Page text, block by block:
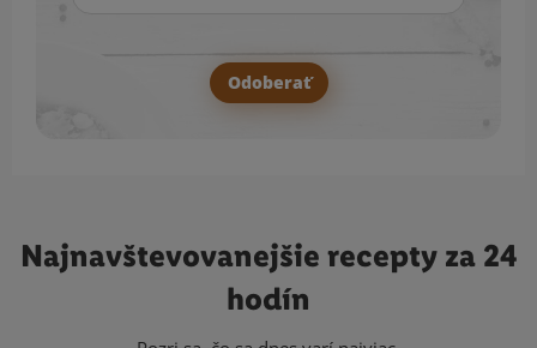
Odoberať
Najnavštevovanejšie recepty za 24
hodín